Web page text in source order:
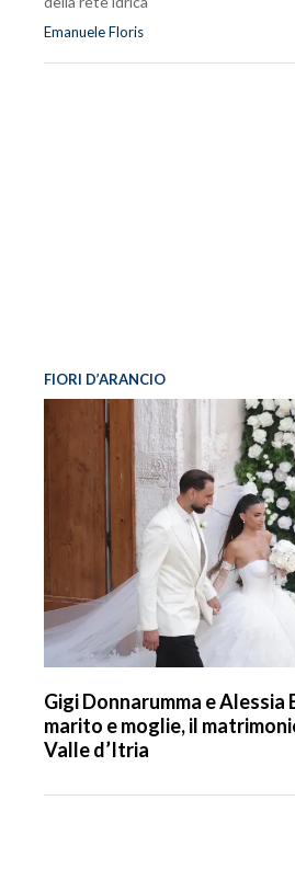
Emanuele Floris
FIORI D’ARANCIO
Gigi Donnarumma e
marito e moglie, il
Valle d’Itria